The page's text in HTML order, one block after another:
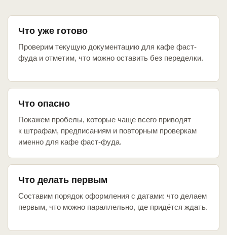
Что уже готово
Проверим текущую документацию для кафе фаст-
фуда и отметим, что можно оставить без переделки.
Что опасно
Покажем пробелы, которые чаще всего приводят
к штрафам, предписаниям и повторным проверкам
именно для кафе фаст-фуда.
Что делать первым
Составим порядок оформления с датами: что делаем
первым, что можно параллельно, где придётся ждать.